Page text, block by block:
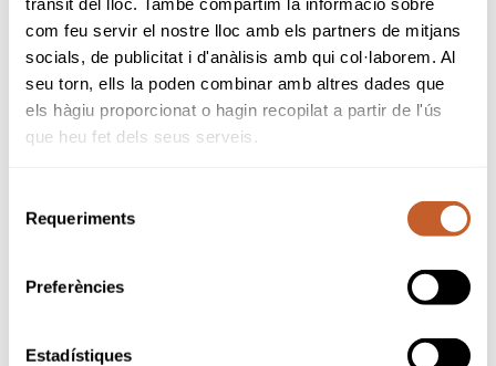
com feu servir el nostre lloc amb els partners de mitjans
socials, de publicitat i d'anàlisis amb qui col·laborem. Al
seu torn, ells la poden combinar amb altres dades que
els hàgiu proporcionat o hagin recopilat a partir de l'ús
que heu fet dels seus serveis.
Requeriments
Preferències
Estadístiques
Está formado por:
Presidenta: Soledad Desvalls
Delegado Masculino: Alfonso Garcia